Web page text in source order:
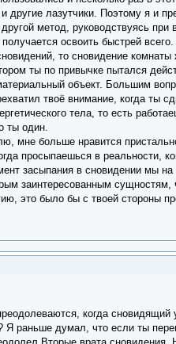
и другие лазутчики. Поэтому я
метод, руководствуясь
освоить быстрей
то сновидение
ты по привычке пытался
объект. Большим
твоё внимание, когда
тела, то есть
ты один.
мне больше нравится
просыпаешься в реальности,
засыпания в сновидении мы
заинтересованным
это было бы с твоей стороны
когда
Я раньше думал, что если ты